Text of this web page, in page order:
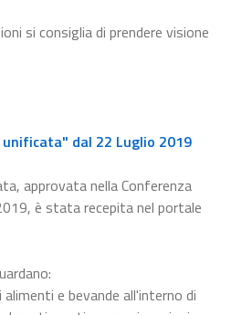
si consiglia di prendere visione
dal 22 Luglio 2019
approvata nella Conferenza
è stata recepita nel portale
e bevande all'interno di